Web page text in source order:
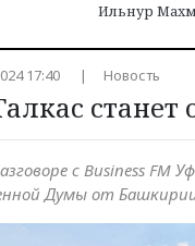
Ильнур
17:40 Новость
с Business FM
Думы от